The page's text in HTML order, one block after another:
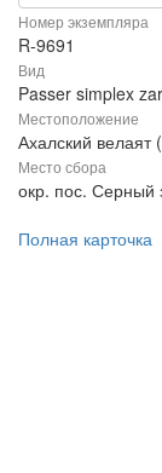
Номер экземпляра
R-9691
Вид
Passer simplex
Местоположение
Ахалский велаят
Место сбора
окр. пос. Серный
Полная карточка